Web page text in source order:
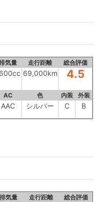
気量 走行距離 総合評価
69,000km 4.5
AC 色 内装 外装
AAC シルバー C B
排気量 走行距離 総合評価